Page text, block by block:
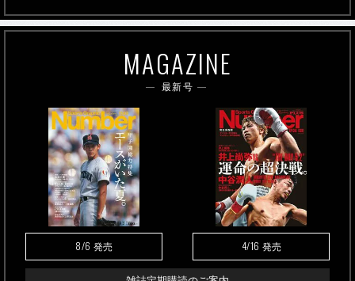
MAGAZINE
最新号
8/6 発売 4/16 発売